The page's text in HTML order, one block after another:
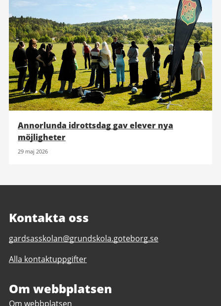
Annorlunda idrottsdag gav elever nya
möjligheter
29 maj 2026
Kontakta oss
E-
till
F-
gardsasskolan@grundskola.goteborg.se
Alla kontaktuppgifter
Om webbplatsen
Om webbplatsen